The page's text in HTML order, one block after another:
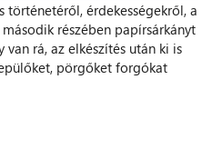
történetéről, érdekességekről, a
részében papírsárkányt
rá, az elkészítés után ki is
pörgőket forgókat